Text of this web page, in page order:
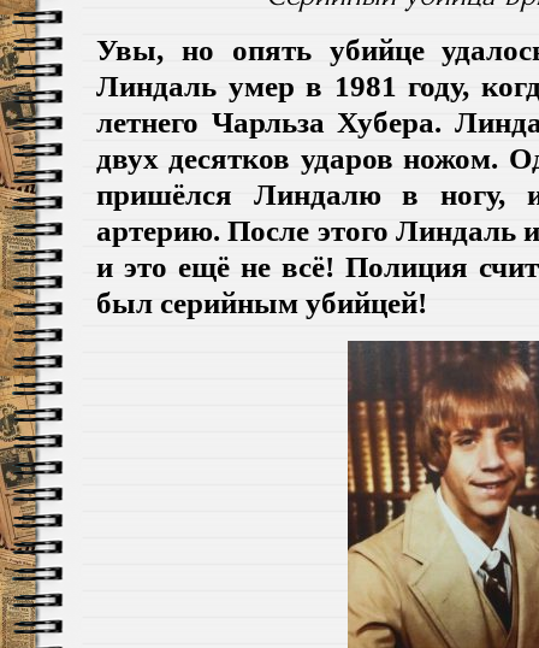
Увы, но опять убийце
Линдаль умер в 1981 году,
летнего Чарльза Хубера.
двух десятков ударов ножом.
пришёлся Линдалю в ногу,
артерию. После этого Линдаль
и это ещё не всё! Полиция
был серийным убийцей!